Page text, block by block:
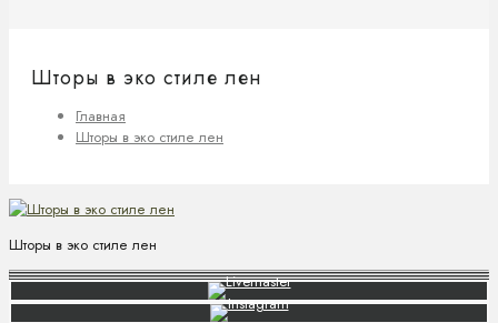
Шторы в эко стиле лен
Главная
Шторы в эко стиле лен
Шторы в эко стиле лен